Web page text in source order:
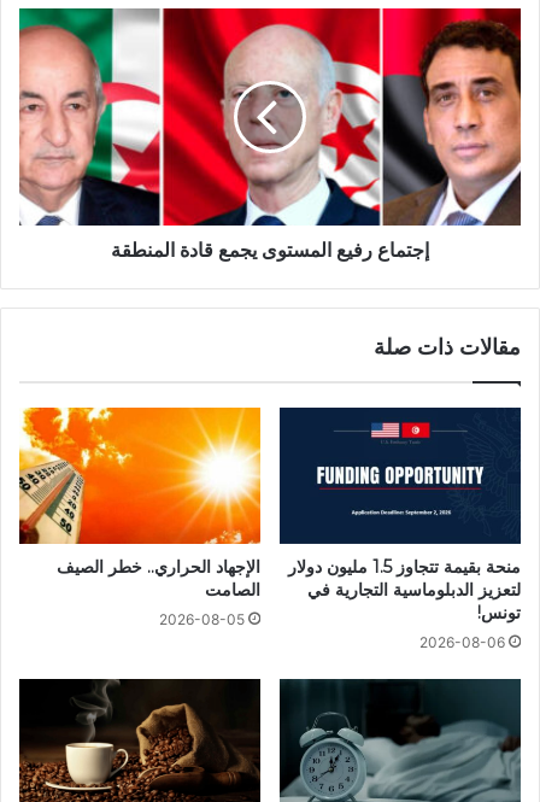
إجتماع رفيع المستوى يجمع قادة المنطقة
مقالات ذات صلة
منحة بقيمة تتجاوز 1.5 مليون دولار
لتعزيز الدبلوماسية التجارية في
تونس!
2026-08-06
الإجهاد الحراري.. خطر الصيف
الصامت
2026-08-05